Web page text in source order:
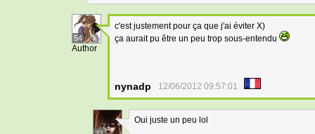
54
Author
c'est justement pour ça que j'ai éviter X)
ça aurait pu être un peu trop sous-entendu
nynadp 12/06/2012 09:57:01
Oui juste un peu lol